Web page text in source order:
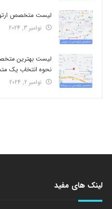
لیست متخصص
نوامبر 3, 2024
لیست بهترین
نحوه انتخاب یک
نوامبر 2, 2024
لینک های مفید